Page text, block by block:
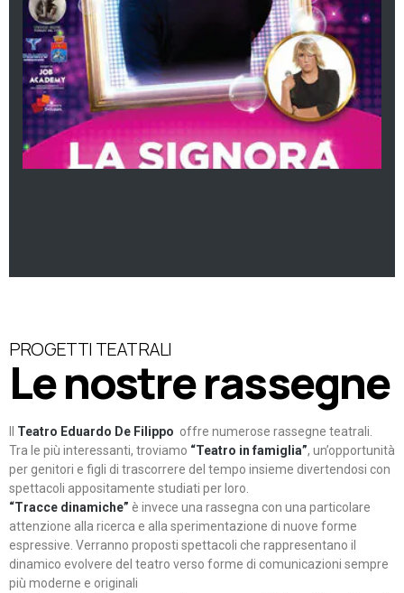
PROGETTI TEATRALI
Le nostre rassegne
Teatro Eduardo De Filippo offre numerose rassegne teatrali.
Tra le più interessanti, troviamo “Teatro in famiglia”, un’opportunità
per genitori e figli di trascorrere del tempo insieme divertendosi con
spettacoli appositamente studiati per loro.
“Tracce dinamiche” è invece una rassegna con una particolare
attenzione alla ricerca e alla sperimentazione di nuove forme
espressive. Verranno proposti spettacoli che rappresentano il
dinamico evolvere del teatro verso forme di comunicazioni sempre
più moderne e originali